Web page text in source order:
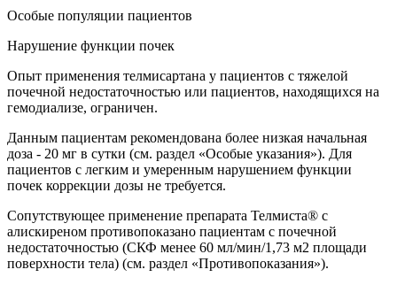
Особые популяции пациентов
Нарушение функции почек
Опыт применения телмисартана у пациентов с тяжелой
почечной недостаточностью или пациентов, находящихся на
гемодиализе, ограничен.
Данным пациентам рекомендована более низкая начальная
доза - 20 мг в сутки (см. раздел «Особые указания»). Для
пациентов с легким и умеренным нарушением функции
почек коррекции дозы не требуется.
Сопутствующее применение препарата Телмиста® с
алискиреном противопоказано пациентам с почечной
недостаточностью (СКФ менее 60 мл/мин/1,73 м2 площади
поверхности тела) (см. раздел «Противопоказания»).